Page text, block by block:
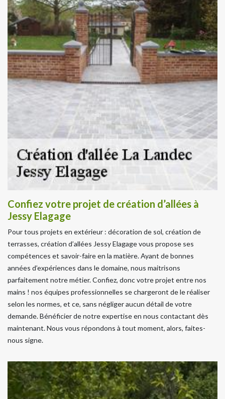
Confiez votre projet de création d’allées à
Jessy Elagage
Pour tous projets en extérieur : décoration de sol, création de
terrasses, création d’allées Jessy Elagage vous propose ses
compétences et savoir-faire en la matière. Ayant de bonnes
années d’expériences dans le domaine, nous maitrisons
parfaitement notre métier. Confiez, donc votre projet entre nos
mains ! nos équipes professionnelles se chargeront de le réaliser
selon les normes, et ce, sans négliger aucun détail de votre
demande. Bénéficier de notre expertise en nous contactant dès
maintenant. Nous vous répondons à tout moment, alors, faites-
nous signe.